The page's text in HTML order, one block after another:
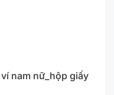
nam nữ_hộp giấy